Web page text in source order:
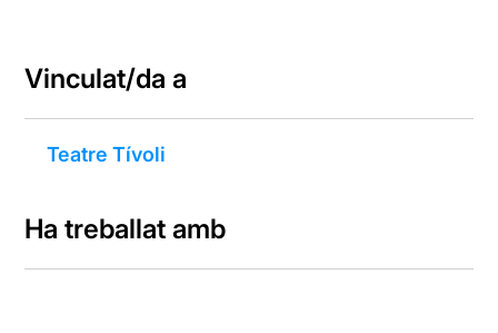
Vinculat/da a
Teatre Tívoli
Ha treballat amb